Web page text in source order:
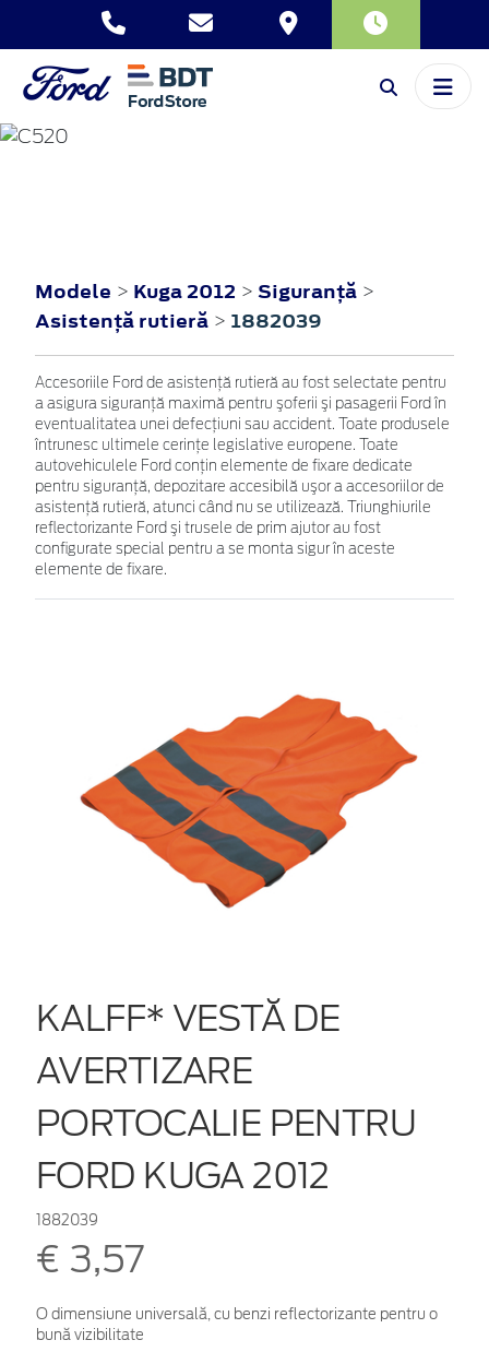
Modele > Kuga 2012 > Siguranţă >
Asistenţă rutieră > 1882039
Accesoriile Ford de asistenţă rutieră au fost selectate pentru
a asigura siguranţă maximă pentru şoferii şi pasagerii Ford în
eventualitatea unei defecţiuni sau accident. Toate produsele
întrunesc ultimele cerinţe legislative europene. Toate
autovehiculele Ford conţin elemente de fixare dedicate
pentru siguranţă, depozitare accesibilă uşor a accesoriilor de
asistenţă rutieră, atunci când nu se utilizează. Triunghiurile
reflectorizante Ford şi trusele de prim ajutor au fost
configurate special pentru a se monta sigur în aceste
elemente de fixare.
KALFF* VESTĂ DE
AVERTIZARE
PORTOCALIE PENTRU
FORD KUGA 2012
1882039
€ 3,57
O dimensiune universală, cu benzi reflectorizante pentru o
bună vizibilitate